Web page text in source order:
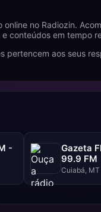
online no Radiozin.
conteúdos em tempo
pertencem aos seus
-
Gazeta
99.9 FM
Cuiabá, MT